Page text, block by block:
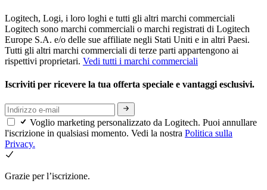
Logitech, Logi, i loro loghi e tutti gli altri marchi commerciali
Logitech sono marchi commerciali o marchi registrati di Logitech
Europe S.A. e/o delle sue affiliate negli Stati Uniti e in altri Paesi.
Tutti gli altri marchi commerciali di terze parti appartengono ai
rispettivi proprietari. Vedi tutti i marchi commerciali
Iscriviti per ricevere la tua offerta speciale e vantaggi esclusivi.
Voglio marketing personalizzato da Logitech. Puoi annullare
l'iscrizione in qualsiasi momento. Vedi la nostra Politica sulla
Privacy.
Grazie per l’iscrizione.